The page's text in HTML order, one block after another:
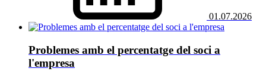
01.07.2026
Problemes amb el percentatge del soci a
l'empresa